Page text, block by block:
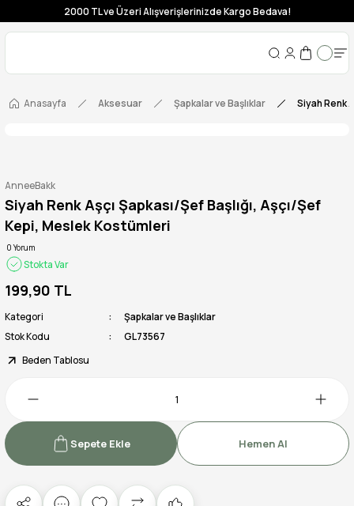
2000 TL ve Üzeri Alışverişlerinizde Kargo Bedava!
Anasayfa Aksesuar Şapkalar ve Başlıklar Siyah Renk
AnneeBakk
Siyah Renk Aşçı Şapkası/Şef Başlığı, Aşçı/Şef
Kepi, Meslek Kostümleri
0 Yorum
Stokta Var
199,90 TL
Kategori
Şapkalar ve Başlıklar
Stok Kodu
GL73567
Beden Tablosu
Sepete Ekle Hemen Al